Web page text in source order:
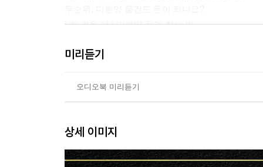
| 한 걸음 더 | 미분양 물건 찾는 법
좋은 단지는 분양 초반이 가장 싸다
| 한 걸음 더 | 입주장 급매로 분양권 살 때 알아야
마피라고 무조건 저렴하진 않다
2부 [기초] 겁먹지 말자! 생각보다 쉬운 분양권 기
3장 분양권 투자, 어디서부터 시작할까?
미리듣기
오디오북 미리듣기
상세 이미지